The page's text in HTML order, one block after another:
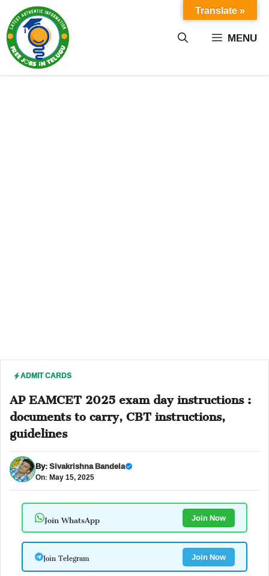
content MENU
ADMIT CARDS
AP EAMCET 2025 exam day instructions :
documents to carry, CBT instructions,
guidelines
By:Sivakrishna Bandela
On: May 15, 2025
Join WhatsApp Join Now
Join Telegram Join Now
Translate »